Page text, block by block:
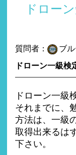
ドロー
質問者：
ブ
ドローン一級検
ドローン一級
それまでに、
方法は、一級
取得出来るは
下さい。